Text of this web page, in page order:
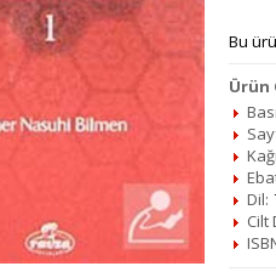
Bu
Ürün
Dil:
Cilt